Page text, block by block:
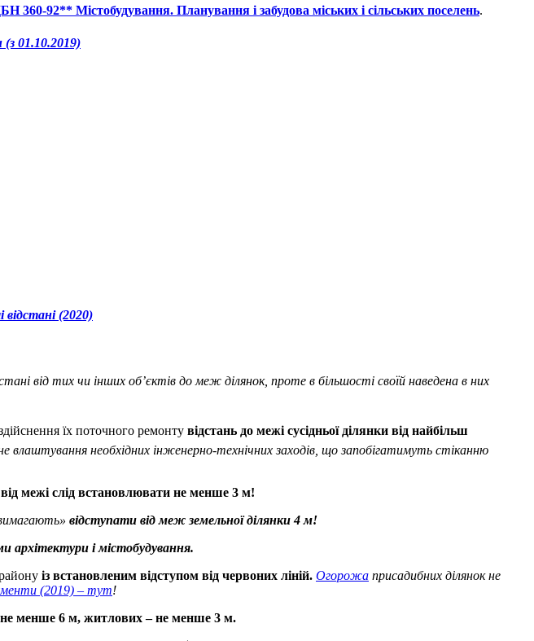
360-92** Містобудування. Планування і забудова міських і сільських поселень.
01.10.2019)
(2020)
від тих чи інших об’єктів до меж ділянок, проте в більшості своїй наведена в них
їх поточного ремонту відстань до межі сусідньої ділянки від найбільш
влаштування необхідних інженерно-технічних заходів, що запобігатимуть стіканню
від межі слід встановлювати не менше 3 м!
відступати від меж земельної ділянки 4 м!
архітектури і містобудування.
із встановленим відступом від червоних ліній. Огорожа присадибних ділянок не
(2019) – тут!
не менше 6 м, житлових – не менше 3 м.